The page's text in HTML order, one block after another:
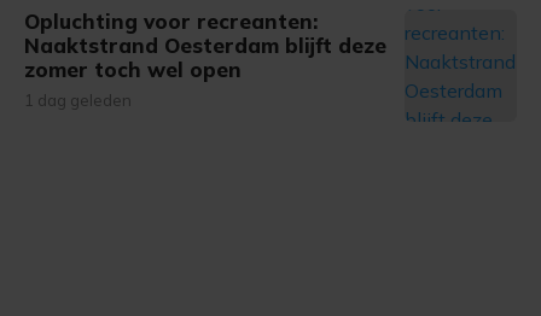
Opluchting voor recreanten:
Naaktstrand Oesterdam blijft deze
zomer toch wel open
1 dag geleden